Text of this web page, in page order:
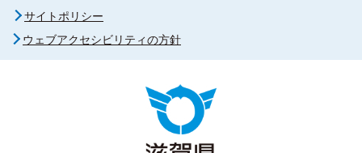
サイトポリシー
ウェブアクセシビリティの方針